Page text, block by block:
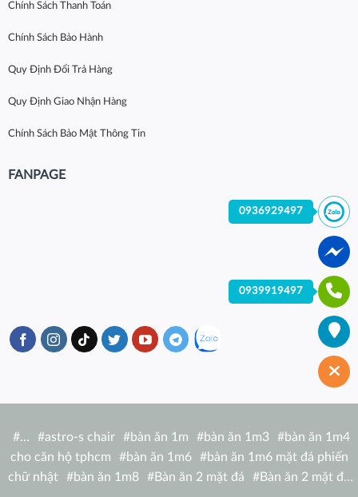
Chính Sách Thanh Toán
Chính Sách Bảo Hành
Quy Định Đổi Trả Hàng
Quy Định Giao Nhận Hàng
Chính Sách Bảo Mật Thông Tin
FANPAGE
#… #astro-s chair #bàn ăn 1m #bàn ăn 1m3 #bàn ăn 1m4
cho căn hộ tphcm
#bàn ăn 1m6 #bàn ăn 1m6 mặt đá phiến
chữ nhật
#bàn ăn 1m8 #Bàn ăn 2 mặt đá #Bàn ăn 2 mặt đá
0936929497
0939919497